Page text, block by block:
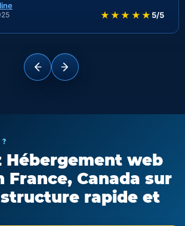
★★★★★ 5/5
?
Hébergement web
France, Canada sur
rapide et